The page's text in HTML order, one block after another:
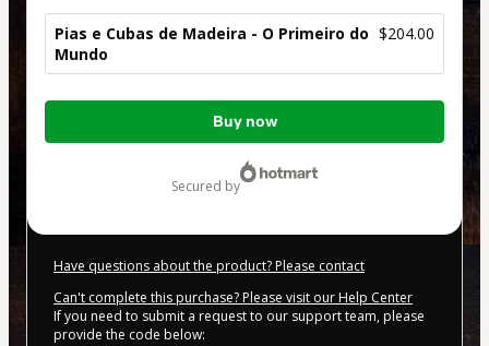
Pias e Cubas de Madeira - O Primeiro do
Mundo
$204.00
Total
Buy now
secured by
Have questions about the product? Please contact
Can't complete this purchase? Please visit our Help Center
If you need to submit a request to our support team, please
provide the code below: